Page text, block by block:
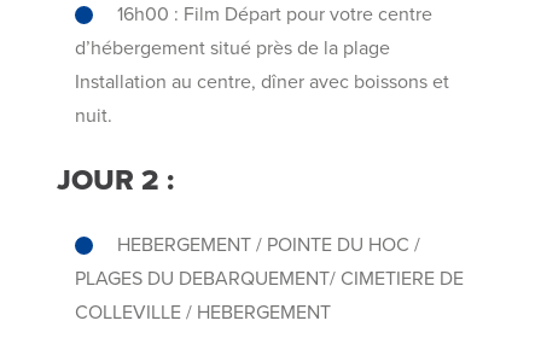
16h00 : Film Départ pour votre centre
d’hébergement situé près de la plage
Installation au centre, dîner avec boissons et
nuit.
JOUR 2 :
HEBERGEMENT / POINTE DU HOC /
PLAGES DU DEBARQUEMENT/ CIMETIERE DE
COLLEVILLE / HEBERGEMENT